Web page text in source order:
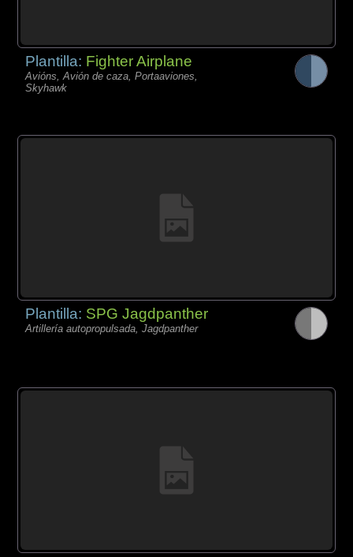
Plantilla: Fighter Airplane
Avións, Avión de caza, Portaaviones,
Skyhawk
Plantilla: SPG Jagdpanther
Artillería autopropulsada, Jagdpanther